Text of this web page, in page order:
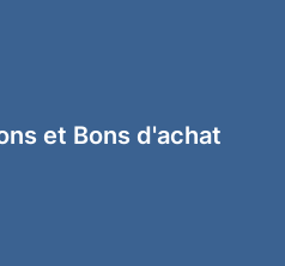
et Bons d'achat